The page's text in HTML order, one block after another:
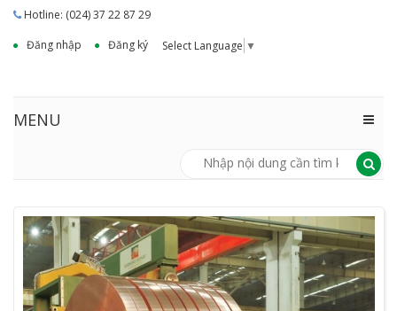
Hotline: (024) 37 22 87 29
Đăng nhập
Đăng ký Select Language ▼
MENU